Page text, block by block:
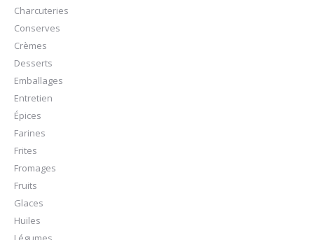
Charcuteries
Conserves
Crèmes
Desserts
Emballages
Entretien
Épices
Farines
Frites
Fromages
Fruits
Glaces
Huiles